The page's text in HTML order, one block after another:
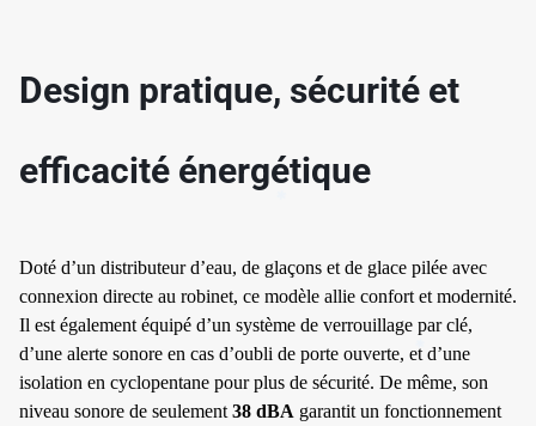
Design pratique, sécurité et
efficacité énergétique
Doté d’un distributeur d’eau, de glaçons et de glace pilée avec
connexion directe au robinet, ce modèle allie confort et modernité.
Il est également équipé d’un système de verrouillage par clé,
d’une alerte sonore en cas d’oubli de porte ouverte, et d’une
isolation en cyclopentane pour plus de sécurité. De même, son
niveau sonore de seulement38 dBA garantit un fonctionnement
✱